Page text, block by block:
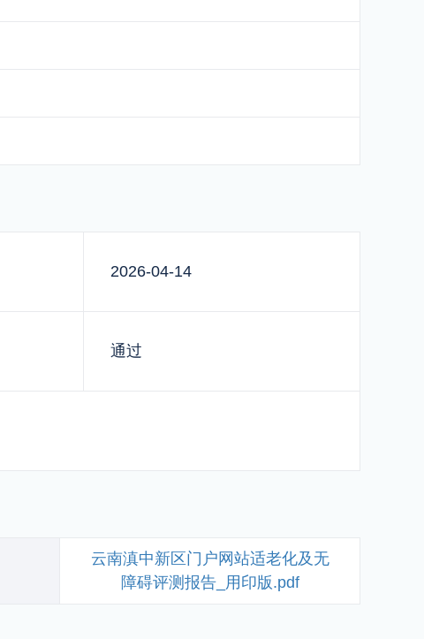
2026-04-14
通过
云南滇中新区门户网站适老化及无
障碍评测报告_用印版.pdf